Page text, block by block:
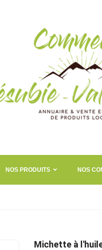
NOS PRODUITS NOS
Michette à